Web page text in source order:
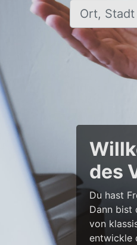
Ort, Stadt
des
Du hast
Dann
von
entwickle